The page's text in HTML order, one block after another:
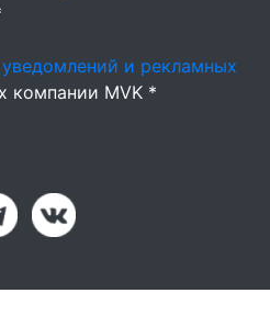
уведомлений и рекламных
компании MVK *